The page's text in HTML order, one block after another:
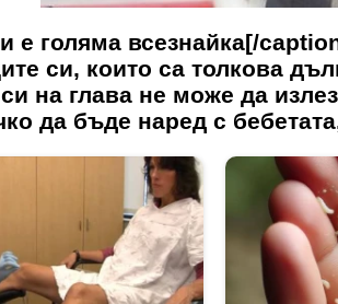
е голяма всезнайка[/
си, които са толкова
на глава не може да
да бъде наред с